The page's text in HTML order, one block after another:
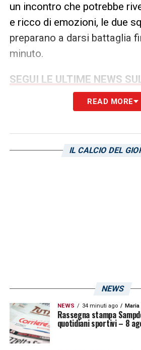
un incontro che potrebbe
e ricco di emozioni, le due
preparano a darsi battaglia
minuto.
SEGUI LE ULTIME NEWS
READ MORE
IL CALCIO DEL
NEWS
NEWS 34 minuti ago
Rassegna stampa
quotidiani sportivi – 8